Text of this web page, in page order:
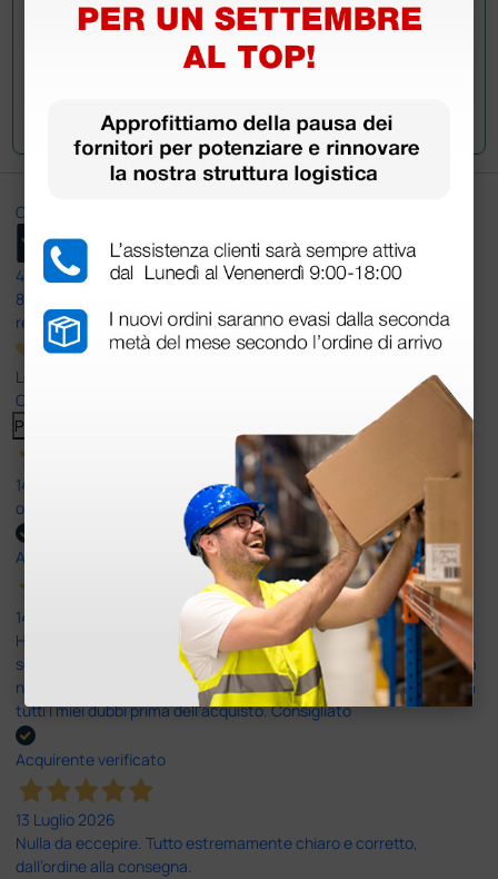
Invia la tua domanda
Ottimo
4,6
/5
8.330
recensioni
Le nostre recensioni a 4 e 5 stelle.
Clicca qui per leggerle tutte >
Precedente
14 Luglio 2026
ottima
Acquirente verificato
14 Luglio 2026
Ho acquistato un ecografo da Doctor Shop e sono rimasto molto
soddisfatto dell'esperienza. Apparecchiatura di qualità, consegna
nei tempi previsti e un servizio clienti disponibile che ha risposto a
tutti i miei dubbi prima dell'acquisto. Consigliato
Acquirente verificato
13 Luglio 2026
Nulla da eccepire. Tutto estremamente chiaro e corretto,
dall’ordine alla consegna.